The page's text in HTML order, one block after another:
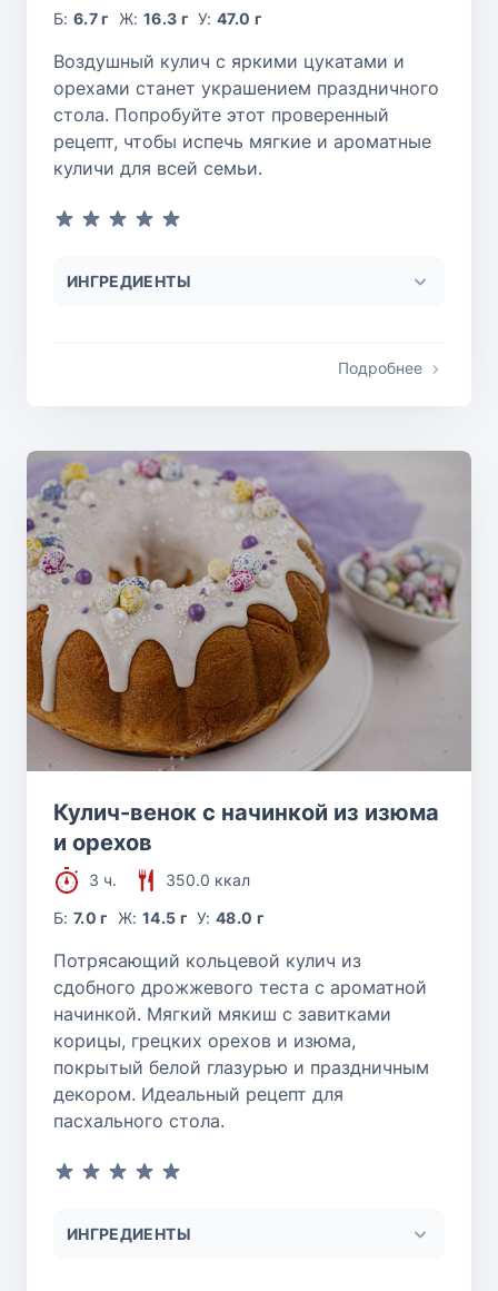
Б:6.7 г Ж: 16.3 г У:47.0 г
Воздушный кулич с яркими цукатами и
орехами станет украшением праздничного
стола. Попробуйте этот проверенный
рецепт, чтобы испечь мягкие и ароматные
куличи для всей семьи.
ИНГРЕДИЕНТЫ
Подробнее
Кулич-венок с начинкой из изюма
и орехов
3 ч.
350.0 ккал
Б:7.0 г Ж: 14.5 г У:48.0 г
Потрясающий кольцевой кулич из
сдобного дрожжевого теста с ароматной
начинкой. Мягкий мякиш с завитками
корицы, грецких орехов и изюма,
покрытый белой глазурью и праздничным
декором. Идеальный рецепт для
пасхального стола.
ИНГРЕДИЕНТЫ